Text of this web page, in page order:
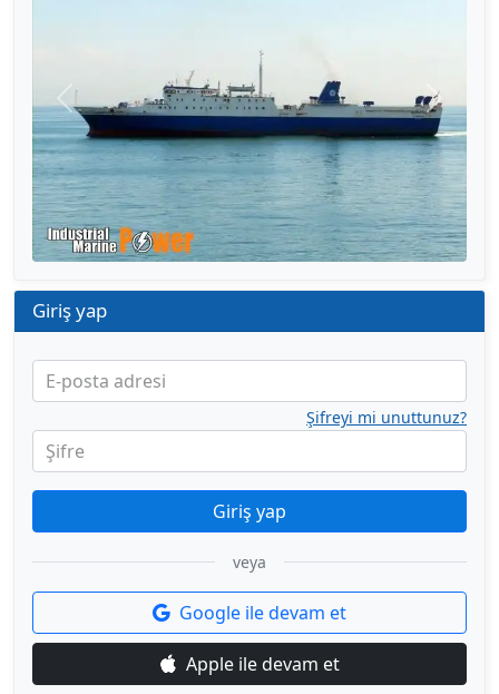
Önceki Sonraki
Giriş yap
E-posta adresi
Şifre
Şifreyi mi unuttunuz?
Giriş yap
veya
Google ile devam et
Apple ile devam et